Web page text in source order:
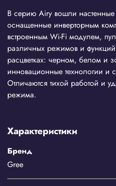
В серию Airy вошли
оснащенные инверторным
встроенным Wi-Fi модулем,
различных режимов и
расцветках: черном, белом и
инновационные технологии и
Отличаются тихой работой и
режима.
Характеристики
Бренд
Gree